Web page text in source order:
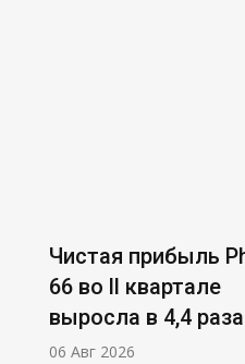
Чистая прибыль
66 во ll квартале
выросла в 4,4 раза
06 Авг 2026